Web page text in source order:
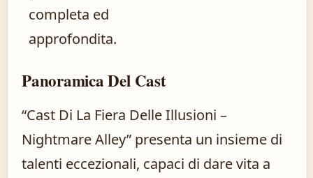
completa ed
approfondita.
Panoramica Del Cast
“Cast Di La Fiera Delle Illusioni –
Nightmare Alley” presenta un insieme di
talenti eccezionali, capaci di dare vita a